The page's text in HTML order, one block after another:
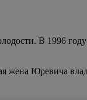
В 1996
жена Юревича